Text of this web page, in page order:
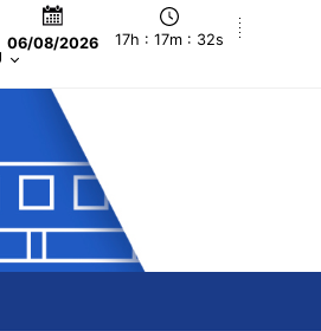
06/08/2026 17h : 17m : 33s